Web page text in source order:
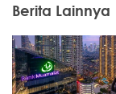
Berita Lainnya